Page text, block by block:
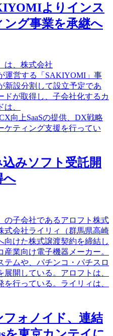
よりインス
グ事業を承継へ
は、株式会社
運営する「SAKIYOMI」事
新設分割して設立予定であ
ドが取得し、子会社化するカ
、
向上SaaSの提供、DX戦略
ケティング支援を行ってい
みソフト受託開
へ
の子会社であるアロフト株式
式会社ライリィ（群馬県高崎
向けた株式譲渡契約を締結し
業向け電子機器メーカー。
ムや、パチンコ・パチスロ
開している。アロフトは、
行っている。ライリィは、
フォノイド、連結